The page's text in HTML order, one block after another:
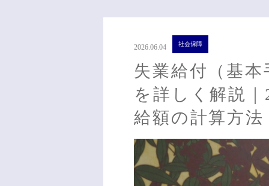
2026.06.04 社会保障
失業給付（基
を詳しく解説
給額の計算方法